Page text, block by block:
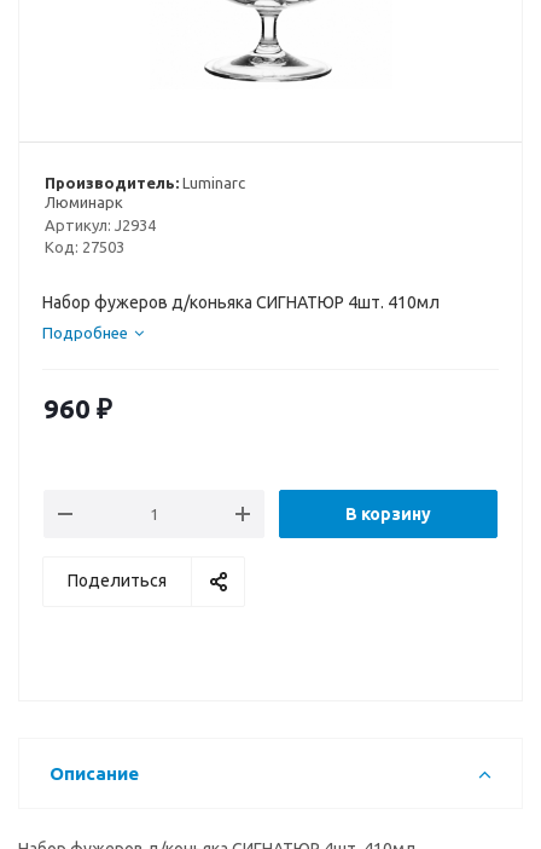
Производитель: Luminarc
Люминарк
Артикул: J2934
Код: 27503
Набор фужеров д/коньяка СИГНАТЮР 4шт. 410мл
Подробнее
960 ₽
В корзину
Поделиться
Описание